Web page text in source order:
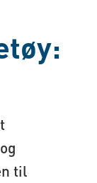
til